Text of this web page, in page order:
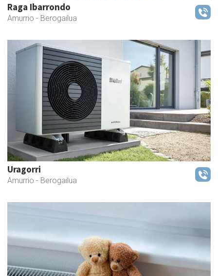
Raga Ibarrondo
Amurrio - Berogailua
Uragorri
Amurrio - Berogailua